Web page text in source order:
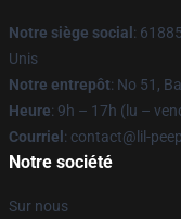
Notre siège social :
Unis
Notre entrepôt: No 51,
Heure: 9h – 17h (lu –
Courriel : contact@lil-
Notre société
Sur nous